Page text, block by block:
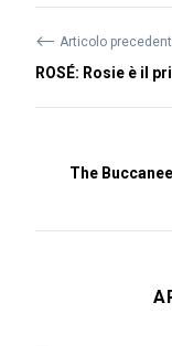
⟵ Articolo
ROSÉ: Rosie è il
The